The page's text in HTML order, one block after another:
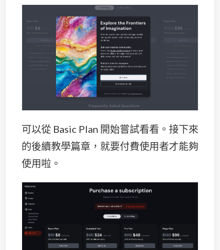
可以從 Basic Plan 開始嘗試看看。接下來
的後續教學篇章，就要付費使用者才能夠
使用啦。